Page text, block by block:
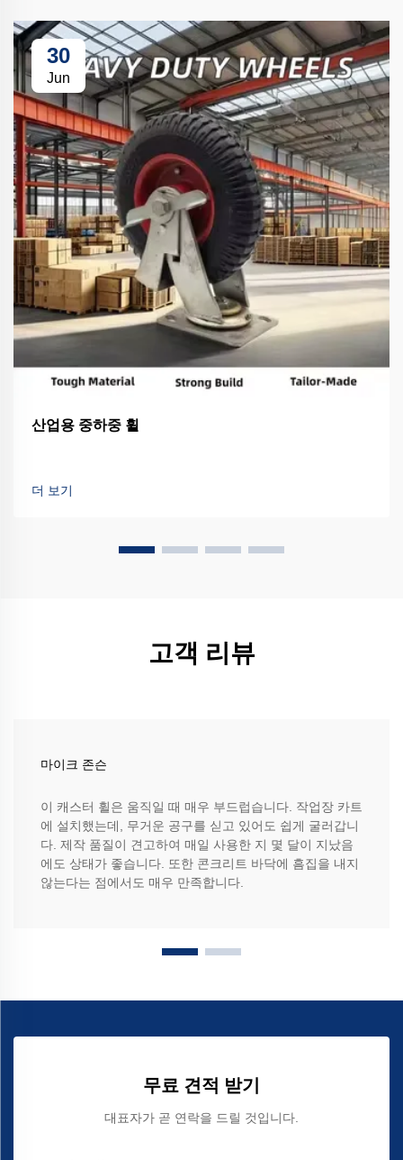
30
Jun
산업용 중하중 휠
더 보기
고객 리뷰
마이크 존슨
이 캐스터 휠은 움직일 때 매우 부드럽습니다. 작업장 카트
에 설치했는데, 무거운 공구를 싣고 있어도 쉽게 굴러갑니
다. 제작 품질이 견고하여 매일 사용한 지 몇 달이 지났음
에도 상태가 좋습니다. 또한 콘크리트 바닥에 흠집을 내지
않는다는 점에서도 매우 만족합니다.
무료 견적 받기
대표자가 곧 연락을 드릴 것입니다.